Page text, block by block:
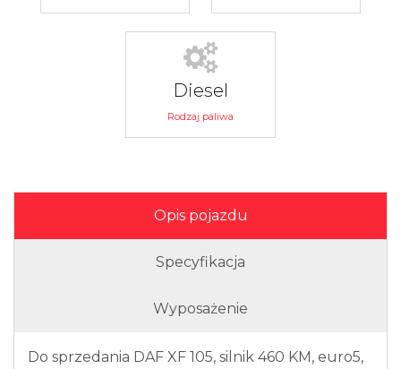
Diesel
Rodzaj paliwa
Opis pojazdu
Specyfikacja
Wyposażenie
Do sprzedania DAF XF 105, silnik 460 KM, euro5,